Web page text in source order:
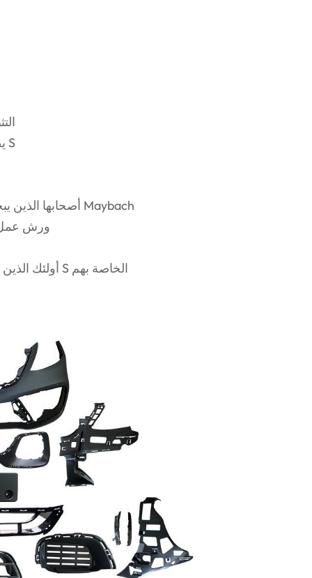
✔
✔ يضيف قيمة إعادة البيع والجاذبية الفاخرة إلى فئة مرسيدس S
✔ Mercedes S-Class W222 (2014-2020) أصحابها الذين يبحثون عن ترقية Maybach
✔ ورش
✔ أولئك الذين يتطلعون إلى تعزيز الجاذبية البصرية وقيمة إعادة البيع لفئة S الخاصة بهم